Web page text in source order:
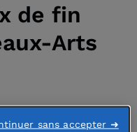
de fin
Arts
sans accepter ➜